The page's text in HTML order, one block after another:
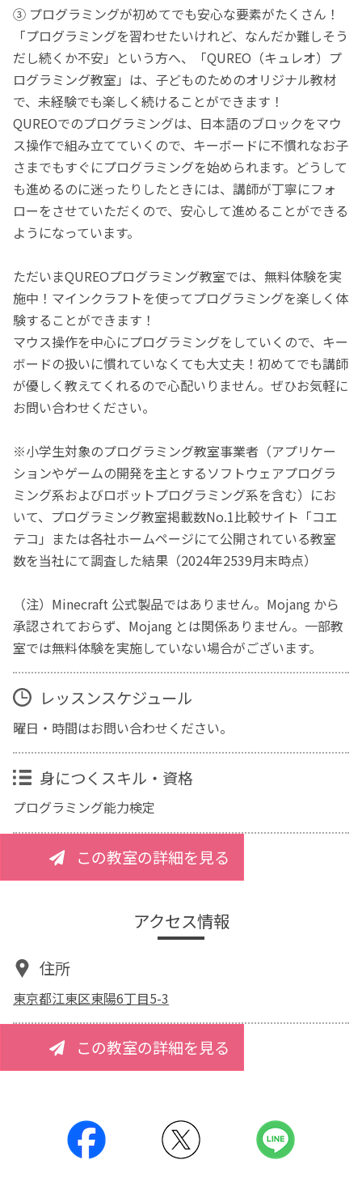
③ プログラミングが初めてでも安心な要素がたくさん！
「プログラミングを習わせたいけれど、なんだか難しそう
だし続くか不安」という方へ、「QUREO（キュレオ）プ
ログラミング教室」は、子どものためのオリジナル教材
で、未経験でも楽しく続けることができます！
QUREOでのプログラミングは、日本語のブロックをマウ
ス操作で組み立てていくので、キーボードに不慣れなお子
さまでもすぐにプログラミングを始められます。どうして
も進めるのに迷ったりしたときには、講師が丁寧にフォ
ローをさせていただくので、安心して進めることができる
ようになっています。
ただいまQUREOプログラミング教室では、無料体験を実
施中！マインクラフトを使ってプログラミングを楽しく体
験することができます！
マウス操作を中心にプログラミングをしていくので、キー
ボードの扱いに慣れていなくても大丈夫！初めてでも講師
が優しく教えてくれるので心配いりません。ぜひお気軽に
お問い合わせください。
※小学生対象のプログラミング教室事業者（アプリケー
ションやゲームの開発を主とするソフトウェアプログラ
ミング系およびロボットプログラミング系を含む）にお
いて、プログラミング教室掲載数No.1比較サイト「コエ
テコ」または各社ホームページにて公開されている教室
数を当社にて調査した結果（2024年2539月末時点）
（注）Minecraft 公式製品ではありません。Mojang から
承認されておらず、Mojang とは関係ありません。一部教
室では無料体験を実施していない場合がございます。
レッスンスケジュール
曜日・時間はお問い合わせください。
身につくスキル・資格
プログラミング能力検定
この教室の詳細を見る
アクセス情報
住所
東京都江東区東陽6丁目5-3
この教室の詳細を見る